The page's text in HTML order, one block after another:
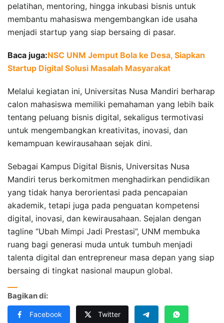
pelatihan, mentoring, hingga inkubasi bisnis untuk
membantu mahasiswa mengembangkan ide usaha
menjadi startup yang siap bersaing di pasar.
Baca juga:NSC UNM Jemput Bola ke Desa, Siapkan
Startup Digital Solusi Masalah Masyarakat
Melalui kegiatan ini, Universitas Nusa Mandiri berharap
calon mahasiswa memiliki pemahaman yang lebih baik
tentang peluang bisnis digital, sekaligus termotivasi
untuk mengembangkan kreativitas, inovasi, dan
kemampuan kewirausahaan sejak dini.
Sebagai Kampus Digital Bisnis, Universitas Nusa
Mandiri terus berkomitmen menghadirkan pendidikan
yang tidak hanya berorientasi pada pencapaian
akademik, tetapi juga pada penguatan kompetensi
digital, inovasi, dan kewirausahaan. Sejalan dengan
tagline “Ubah Mimpi Jadi Prestasi”, UNM membuka
ruang bagi generasi muda untuk tumbuh menjadi
talenta digital dan entrepreneur masa depan yang siap
bersaing di tingkat nasional maupun global.
Bagikan di:
Facebook Twitter